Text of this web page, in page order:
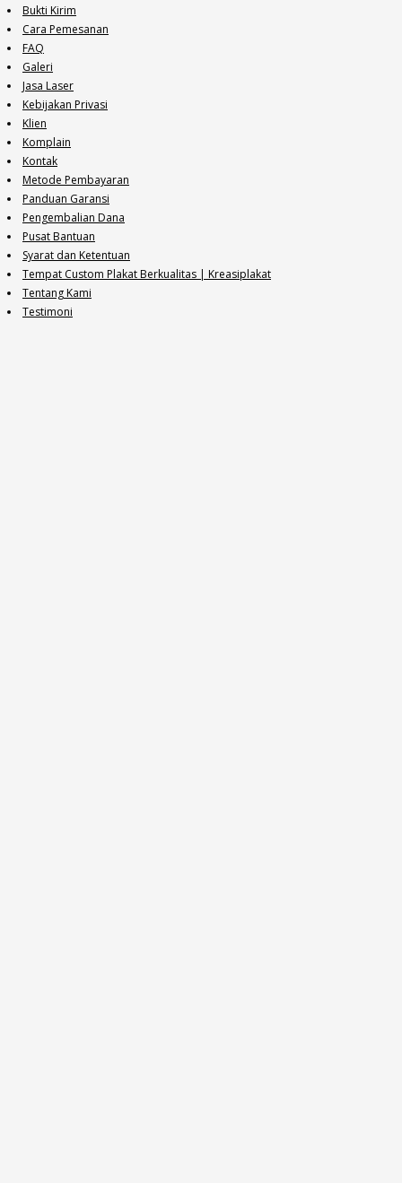
Bukti Kirim
Cara Pemesanan
FAQ
Galeri
Jasa Laser
Kebijakan Privasi
Klien
Komplain
Kontak
Metode Pembayaran
Panduan Garansi
Pengembalian Dana
Pusat Bantuan
Syarat dan Ketentuan
Tempat Custom Plakat Berkualitas | Kreasiplakat
Tentang Kami
Testimoni